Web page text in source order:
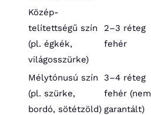
Közép-
telítettségű szín
(pl. égkék,
világosszürke)
2–3 réteg
fehér
Mélytónusú szín
(pl. szürke,
bordó, sötétzöld)
3–4 réteg
fehér (nem
garantált)